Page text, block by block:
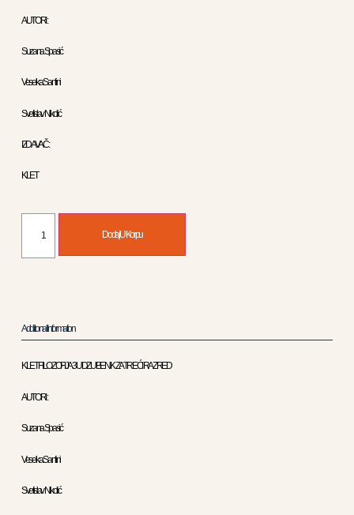
AUTORI :
Suzana Spasić
Veselka Santini
Svetislav Nikolić
IZDAVAČ :
KLET
Dodaj U Korpu
Additional Information
KLET FILOZOFIJA 3 UDZUBENIK ZA TREĆI RAZRED
AUTORI :
Suzana Spasić
Veselka Santini
Svetislav Nikolić